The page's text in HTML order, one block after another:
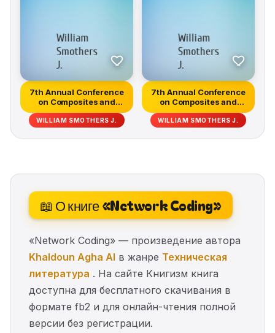
7th Annual Conference
on Composites and
Advanced C...
WILLIAM SMOTHERS J.
7th Annual Conference
on Composites and
Advanced C...
WILLIAM SMOTHERS J.
📖 О книге «Network Coding»
«Network Coding» — произведение автора
Khaldoun Agha Al в жанре Техническая
литература . На сайте Книгизм книга
доступна для бесплатного скачивания в
формате fb2 и для онлайн-чтения полной
версии без регистрации.